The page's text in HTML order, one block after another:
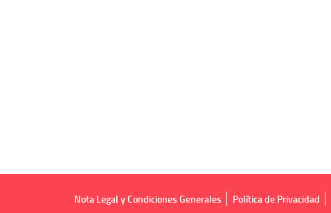
Nota Legal y Condiciones Generales Política de Privacidad